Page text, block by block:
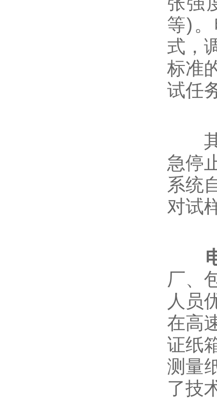
等)
式，
标准
试任
其
急停
系统
对试
厂、
人员
在高
证纸
测量
了技